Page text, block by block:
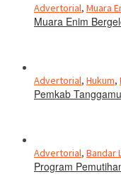
Advertorial, Muara
Muara Enim
Advertorial, Hukum,
Pemkab
Advertorial, Bandar
Program